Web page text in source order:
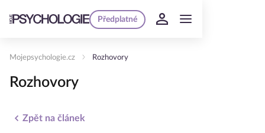
Předplatné
Mojepsychologie.cz Rozhovory
Rozhovory
Zpět na článek